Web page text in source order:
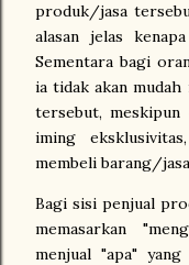
produk/jasa
alasan jelas
Sementara bagi
ia tidak akan
tersebut,
iming
membeli barang/
Bagi sisi penjual
memasarkan
menjual "apa"